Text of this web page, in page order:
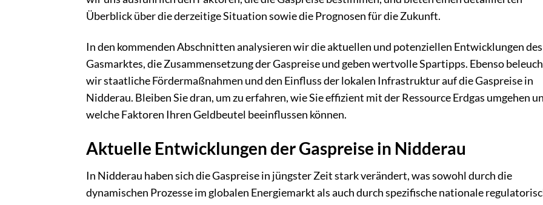
Überblick über die derzeitige Situation sowie die Prognosen für die Zukunft.
In den kommenden Abschnitten analysieren wir die aktuellen und potenziellen Entwicklungen des
Gasmarktes, die Zusammensetzung der Gaspreise und geben wertvolle Spartipps. Ebenso
wir staatliche Fördermaßnahmen und den Einfluss der lokalen Infrastruktur auf die Gaspreise in
Nidderau. Bleiben Sie dran, um zu erfahren, wie Sie effizient mit der Ressource Erdgas umgehen
welche Faktoren Ihren Geldbeutel beeinflussen können.
Aktuelle Entwicklungen der Gaspreise in Nidderau
In Nidderau haben sich die Gaspreise in jüngster Zeit stark verändert, was sowohl durch die
dynamischen Prozesse im globalen Energiemarkt als auch durch spezifische nationale